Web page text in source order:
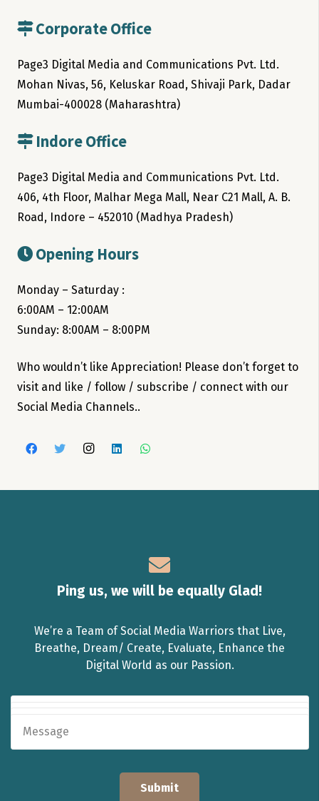
Corporate Office
Page3 Digital Media and Communications Pvt. Ltd.
Mohan Nivas, 56, Keluskar Road, Shivaji Park, Dadar
Mumbai-400028 (Maharashtra)
Indore Office
Page3 Digital Media and Communications Pvt. Ltd.
406, 4th Floor, Malhar Mega Mall, Near C21 Mall, A. B.
Road, Indore – 452010 (Madhya Pradesh)
Opening Hours
Monday – Saturday :
6:00AM – 12:00AM
Sunday: 8:00AM – 8:00PM
Who wouldn’t like Appreciation! Please don’t forget to
visit and like / follow / subscribe / connect with our
Social Media Channels..
Ping us, we will be equally Glad!
We’re a Team of Social Media Warriors that Live,
Breathe, Dream/ Create, Evaluate, Enhance the
Digital World as our Passion.